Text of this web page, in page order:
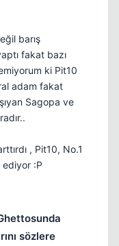
barış
fakat bazı
ki Pit10
adam fakat
Sagopa ve
, Pit10, No.1
:P
sözlere